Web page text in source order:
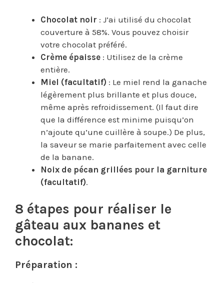
Chocolat noir : J’ai utilisé du chocolat
couverture à 58%. Vous pouvez choisir
votre chocolat préféré.
Crème épaisse : Utilisez de la crème
entière.
Miel (facultatif) : Le miel rend la ganache
légèrement plus brillante et plus douce,
même après refroidissement. (Il faut dire
que la différence est minime puisqu’on
n’ajoute qu’une cuillère à soupe.) De plus,
la saveur se marie parfaitement avec celle
de la banane.
Noix de pécan grillées pour la garniture
(facultatif).
8 étapes pour réaliser le
gâteau aux bananes et
chocolat:
Préparation :